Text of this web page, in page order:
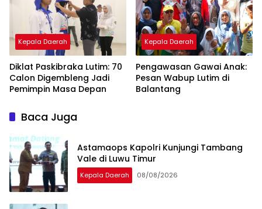
Kepala Daerah
Diklat Paskibraka Lutim: 70
Calon Digembleng Jadi
Pemimpin Masa Depan
Kepala Daerah
Pengawasan Gawai Anak:
Pesan Wabup Lutim di
Balantang
Baca Juga
Astamaops Kapolri Kunjungi Tambang
Vale di Luwu Timur
Kepala Daerah 08/08/2026